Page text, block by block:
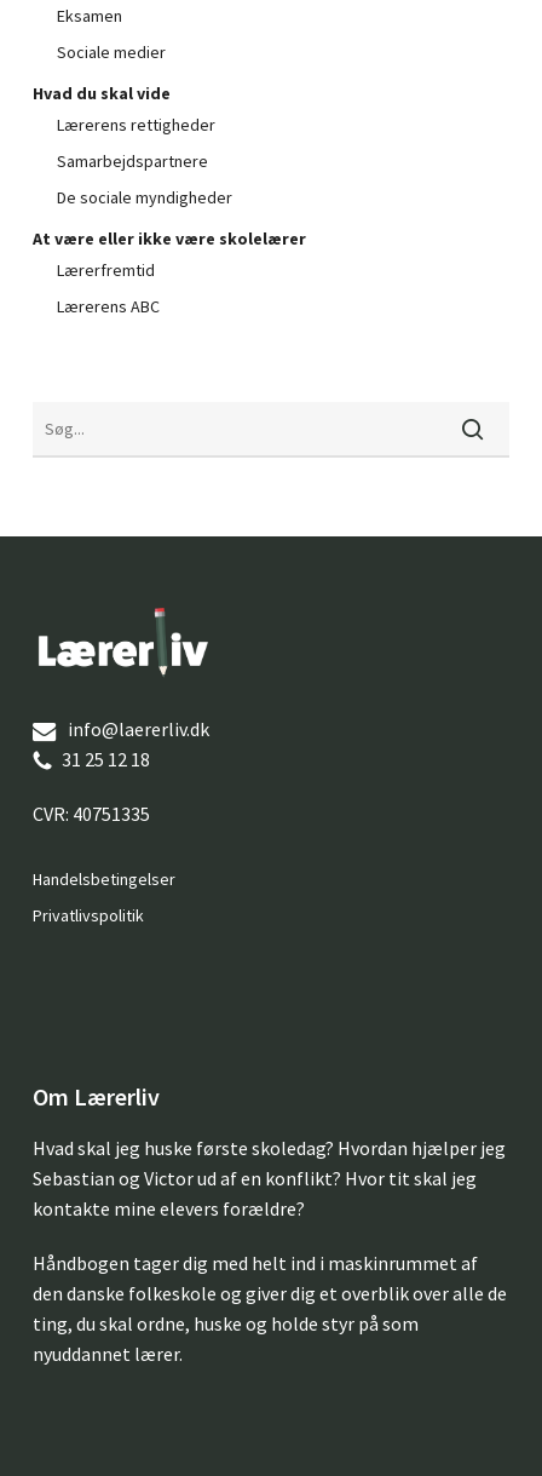
Ingen varer i kurven.
Eksamen
Sociale medier
Hvad du skal vide
Lærerens rettigheder
Samarbejdspartnere
De sociale myndigheder
At være eller ikke være skolelærer
Lærerfremtid
Lærerens ABC
info@laererliv.dk
31 25 12 18
CVR: 40751335
Handelsbetingelser
Privatlivspolitik
Om Lærerliv
Hvad skal jeg huske første skoledag? Hvordan hjælper jeg
Sebastian og Victor ud af en konflikt? Hvor tit skal jeg
kontakte mine elevers forældre?
Håndbogen tager dig med helt ind i maskinrummet af
den danske folkeskole og giver dig et overblik over alle de
ting, du skal ordne, huske og holde styr på som
nyuddannet lærer.